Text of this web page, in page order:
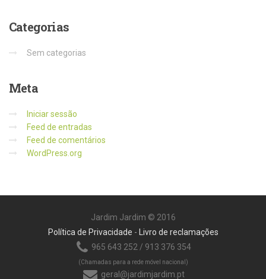
Categorias
Sem categorias
Meta
Iniciar sessão
Feed de entradas
Feed de comentários
WordPress.org
Jardim Jardim © 2016
Política de Privacidade -
Livro de reclamações
965 643 252 / 913 376 354
(Chamadas para a rede móvel nacional)
geral@jardimjardim.pt